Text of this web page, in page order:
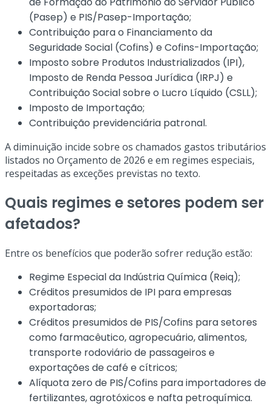
(Pasep) e PIS/Pasep-Importação;
Contribuição para o Financiamento da
Seguridade Social (Cofins) e Cofins-Importação;
Imposto sobre Produtos Industrializados (IPI),
Imposto de Renda Pessoa Jurídica (IRPJ) e
Contribuição Social sobre o Lucro Líquido (CSLL);
Imposto de Importação;
Contribuição previdenciária patronal.
A diminuição incide sobre os chamados gastos tributários
listados no Orçamento de 2026 e em regimes especiais,
respeitadas as exceções previstas no texto.
Quais regimes e setores podem ser
afetados?
Entre os benefícios que poderão sofrer redução estão:
Regime Especial da Indústria Química (Reiq);
Créditos presumidos de IPI para empresas
exportadoras;
Créditos presumidos de PIS/Cofins para setores
como farmacêutico, agropecuário, alimentos,
transporte rodoviário de passageiros e
exportações de café e cítricos;
Alíquota zero de PIS/Cofins para importadores de
fertilizantes, agrotóxicos e nafta petroquímica.